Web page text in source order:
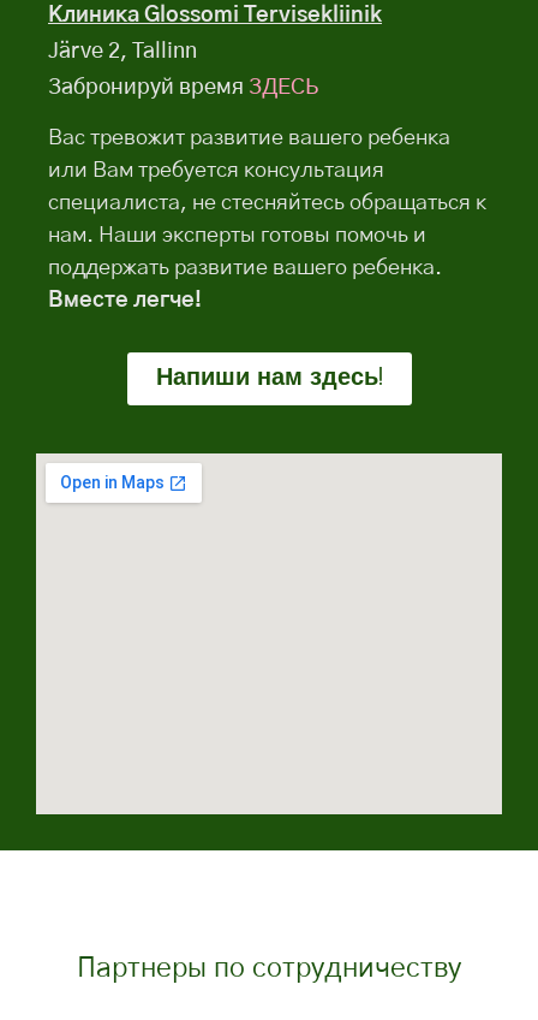
Клиника Glossomi Tervisekliinik
Järve 2, Tallinn
Забронируй время ЗДЕСЬ
Вас тревожит развитие вашего ребенка
или Вам требуется консультация
специалиста, не стесняйтесь обращаться к
нам. Наши эксперты готовы помочь и
поддержать развитие вашего ребенка.
Вместе легче!
Напиши нам здесь!
Партнеры по сотрудничеству